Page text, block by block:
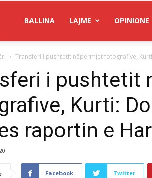
BALLINA LAJME OPINIONE
Transferi i pushtetit nëpërmjet fotografive,
i pushtetit
Kurti:
raportin e
Facebook Twitter